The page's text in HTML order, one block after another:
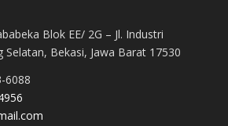
Blok EE/ 2G – Jl. Industri
Selatan, Bekasi, Jawa Barat 17530
6088